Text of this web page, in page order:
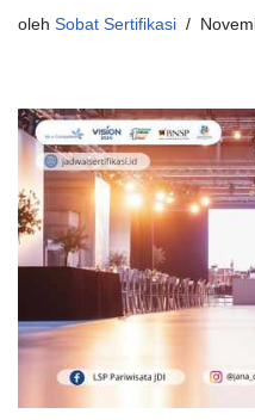
oleh Sobat Sertifikasi